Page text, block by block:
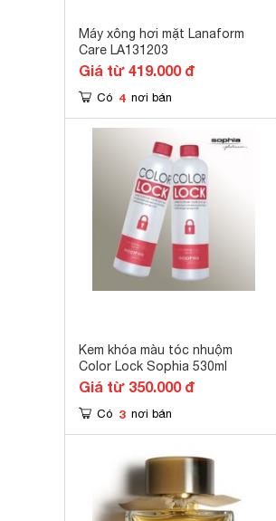
Máy xông hơi mặt Lanaform
Care LA131203
Giá từ 419.000 đ
Có 4 nơi bán
Kem khóa màu tóc nhuộm
Color Lock Sophia 530ml
Giá từ 350.000 đ
Có 3 nơi bán